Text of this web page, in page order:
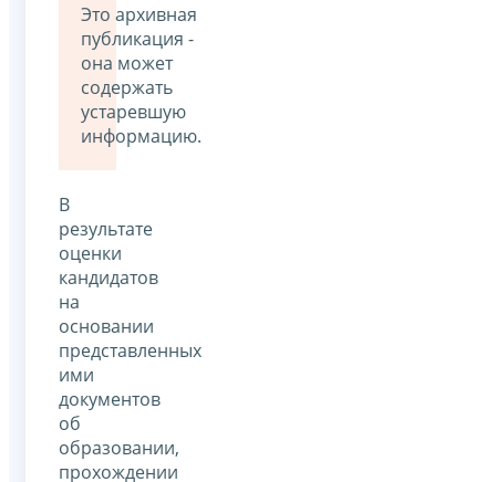
Это архивная
публикация -
она может
содержать
устаревшую
информацию.
В
результате
оценки
кандидатов
на
основании
представленных
ими
документов
об
образовании,
прохождении